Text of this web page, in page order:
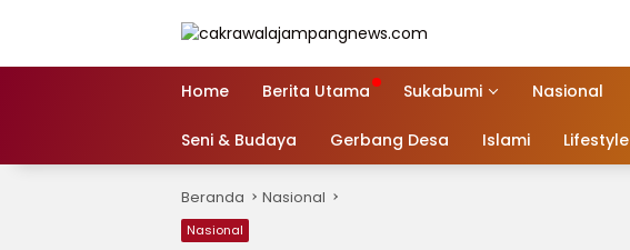
Home Berita Utama Sukabumi Nasional
Seni & Budaya Gerbang Desa Islami Lifestyle
Beranda Nasional
Nasional